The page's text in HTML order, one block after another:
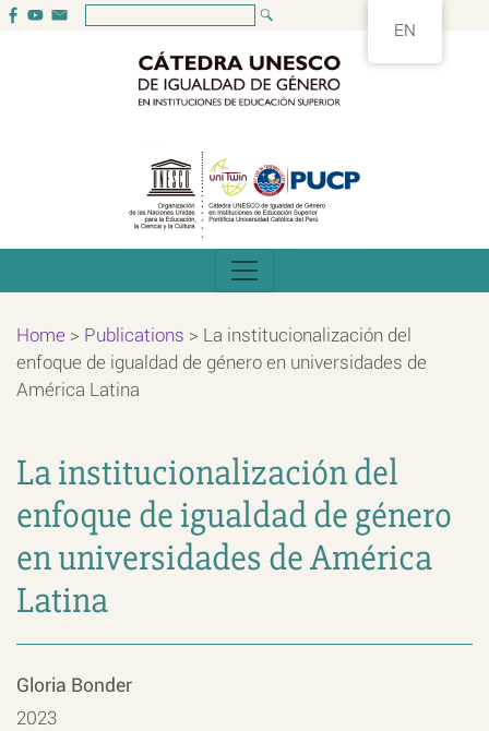
Home > Publications > La institucionalización del
enfoque de igualdad de género en universidades de
América Latina
La institucionalización del
enfoque de igualdad de género
en universidades de América
Latina
Gloria Bonder
2023
EN